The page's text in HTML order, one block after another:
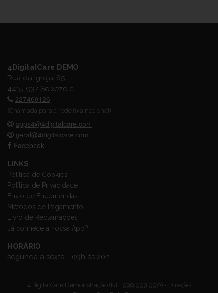
4DigitalCare DEMO
Rua da Igreja, 85
4415-937 Seixezelo
227460126
(Chamada para a rede fixa nacional)
apps4@4digitalcare.com
geral@4digitalcare.com
Facebook
LINKS
Política de Cookies
Política de Privacidade
Envio de Encomendas
Métodos de Pagamento
Livro de Reclamações
Já conhece a nossa App?
HORÁRIO
segunda a sexta - 09h às 20h
4DigitalCare Demonstração (NIF 999 999 990) - Direção